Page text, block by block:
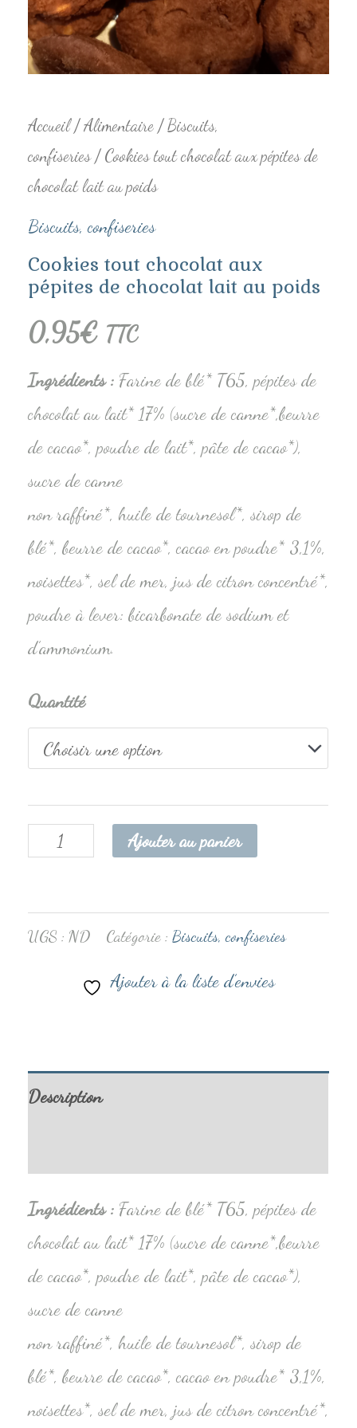
Accueil/Alimentaire /Biscuits,
confiseries/ Cookies tout chocolat aux pépites de
chocolat lait au poids
Biscuits, confiseries
Cookies tout chocolat aux
pépites de chocolat lait au poids
0,95€ TTC
Ingrédients : Farine de blé* T65, pépites de
chocolat au lait* 17% (sucre de canne*,beurre
de cacao*, poudre de lait*, pâte de cacao*),
sucre de canne
non raffiné*, huile de tournesol*, sirop de
blé*, beurre de cacao*, cacao en poudre* 3,1%,
noisettes*, sel de mer, jus de citron concentré*,
poudre à lever: bicarbonate de sodium et
d’ammonium.
Quantité
chocolat
lait
poids
Ajouter au panier
UGS :ND Catégorie :Biscuits, confiseries
Ajouter à la liste d’envies
Description
Ingrédients : Farine de blé* T65, pépites de
chocolat au lait* 17% (sucre de canne*,beurre
de cacao*, poudre de lait*, pâte de cacao*),
sucre de canne
non raffiné*, huile de tournesol*, sirop de
blé*, beurre de cacao*, cacao en poudre* 3,1%,
noisettes*, sel de mer, jus de citron concentré*,